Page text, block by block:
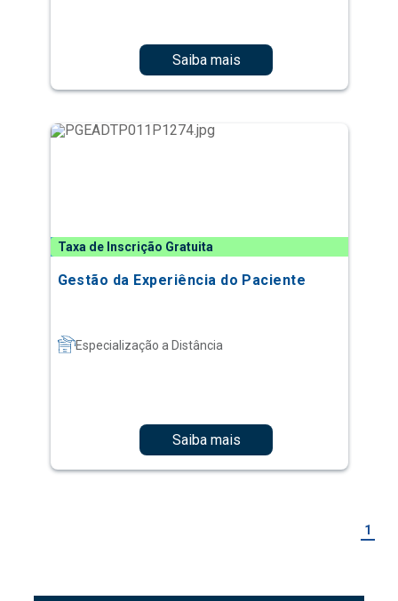
Saiba mais
Taxa de Inscrição Gratuita
Gestão da Experiência do Paciente
Especialização a Distância
Saiba mais
1